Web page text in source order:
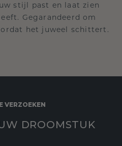
stijl past en laat zien
Gegarandeerd om
het juweel schittert.
VERZOEKEN
DROOMSTUK